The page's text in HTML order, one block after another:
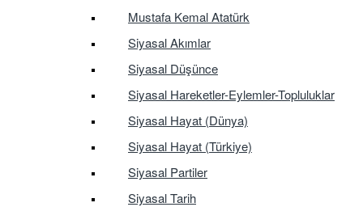
Mustafa Kemal Atatürk
Siyasal Akımlar
Siyasal Düşünce
Siyasal Hareketler-Eylemler-Topluluklar
Siyasal Hayat (Dünya)
Siyasal Hayat (Türkiye)
Siyasal Partiler
Siyasal Tarih